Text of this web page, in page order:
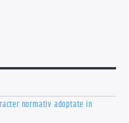
normativ adoptate în